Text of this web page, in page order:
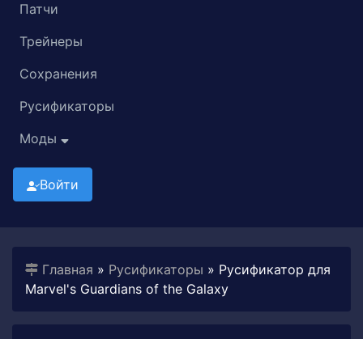
Патчи
Трейнеры
Сохранения
Русификаторы
Моды
Войти
Главная » Русификаторы » Русификатор для
Marvel's Guardians of the Galaxy